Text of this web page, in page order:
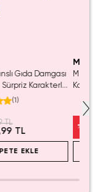
Gıda Damgası
Sürpriz Karakterli
(1)
TL
TL
EKLE
Miniso
%